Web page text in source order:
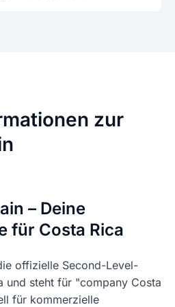
zur
– Deine
für Costa Rica
offizielle Second-Level-
und steht für "company Costa
für kommerzielle